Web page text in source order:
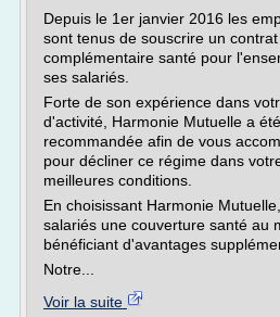
Depuis le 1er janvier 2016 les
sont tenus de souscrire un
complémentaire santé pour
ses salariés.
Forte de son expérience dans
d'activité, Harmonie Mutuelle a été
recommandée afin de vous
pour décliner ce régime dans
meilleures conditions.
En choisissant Harmonie
salariés une couverture santé au
bénéficiant d'avantages
Notre...
Voir la suite